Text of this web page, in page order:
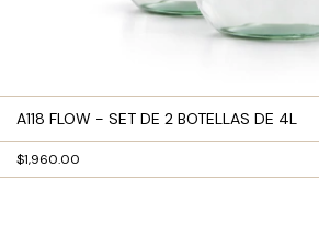
A118 FLOW - SET DE 2 BOTELLAS DE 4L
$1,960.00